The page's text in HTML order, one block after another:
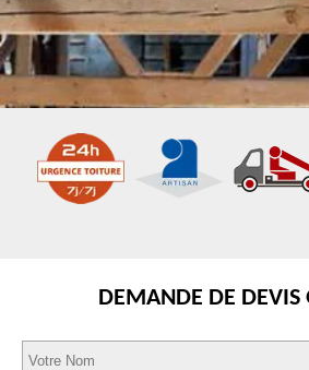
DEMANDE DE DEVIS